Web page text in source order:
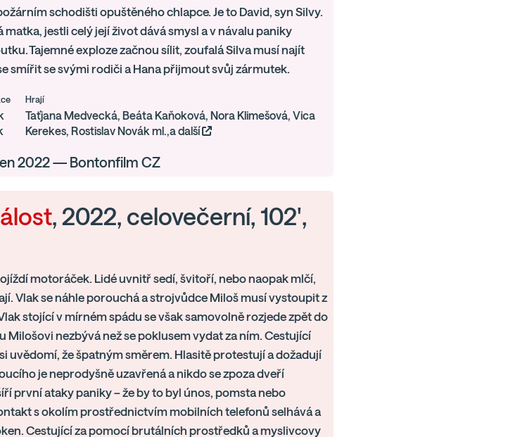
schodišti opuštěného chlapce. Je to David, syn Silvy.
jestli celý její život dává smysl a v návalu paniky
Tajemné exploze začnou sílit, zoufalá Silva musí najít
smířit se svými rodiči a Hana přijmout svůj zármutek.
Hrají
Taťjana Medvecká, Beáta Kaňoková, Nora Klimešová, Vica
Kerekes, Rostislav Novák ml.,a další
2022 — Bontonfilm CZ
, 2022, celovečerní, 102',
motoráček. Lidé uvnitř sedí, švitoří, nebo naopak mlčí,
Vlak se náhle porouchá a strojvůdce Miloš musí vystoupit z
stojící v mírném spádu se však samovolně rozjede zpět do
Milošovi nezbývá než se poklusem vydat za ním. Cestující
uvědomí, že špatným směrem. Hlasitě protestují a dožadují
je neprodyšně uzavřená a nikdo se zpoza dveří
první ataky paniky – že by to byl únos, pomsta nebo
s okolím prostřednictvím mobilních telefonů selhává a
Cestující za pomocí brutálních prostředků a myslivcovy